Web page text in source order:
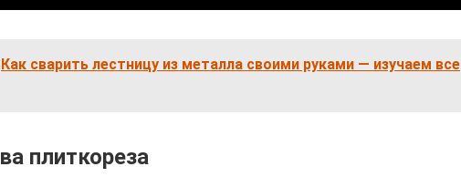
Как сварить лестницу из металла своими руками — изучаем все
плиткореза